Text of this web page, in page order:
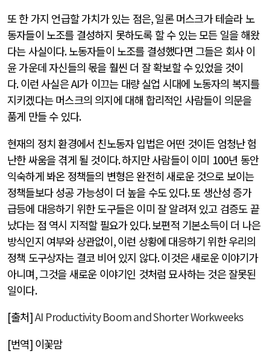
또 한 가지 언급할 가치가 있는 점은,일론 머스크가 테슬라 노
동자들이 노조를 결성하지 못하도록 할 수 있는 모든 일을 해왔
다는 사실이다.노동자들이 노조를 결성했다면 그들은 회사 이
윤 가운데 자신들의 몫을 훨씬 더 잘 확보할 수 있었을 것이
다.이런 사실은AI가 이끄는 대량 실업 시대에 노동자의 복지를
지키겠다는 머스크의 의지에 대해 합리적인 사람들이 의문을
품게 만들 수 있다.
현재의 정치 환경에서 친노동자 입법은 어떤 것이든 엄청난 험
난한 싸움을 겪게 될 것이다.하지만 사람들이 이미 100년 동안
익숙하게 봐온 정책들의 변형은 완전히 새로운 것으로 보이는
정책들보다 성공 가능성이 더 높을 수도 있다.또 생산성 증가
급등에 대응하기 위한 도구들은 이미 잘 알려져 있고 검증도 끝
났다는 점 역시 지적할 필요가 있다.보편적 기본소득이 더 나은
방식인지 여부와 상관없이,이런 상황에 대응하기 위한 우리의
정책 도구상자는 결코 비어 있지 않다.이것은 새로운 이야기가
아니며,그것을 새로운 이야기인 것처럼 묘사하는 것은 잘못된
일이다.
[출처]AI Productivity Boom and Shorter Workweeks
[번역] 이꽃맘